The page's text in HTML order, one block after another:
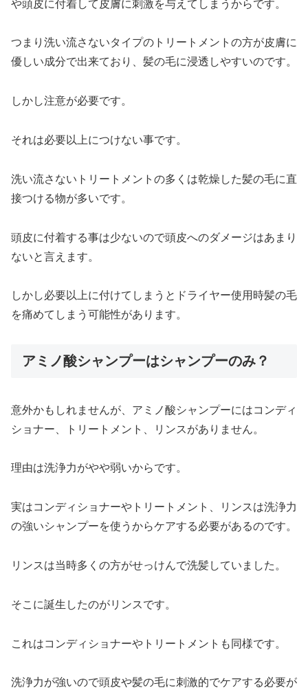
や頭皮に付着して皮膚に刺激を与えてしまうからです。
つまり洗い流さないタイプのトリートメントの方が皮膚に
優しい成分で出来ており、髪の毛に浸透しやすいのです。
しかし注意が必要です。
それは必要以上につけない事です。
洗い流さないトリートメントの多くは乾燥した髪の毛に直
接つける物が多いです。
頭皮に付着する事は少ないので頭皮へのダメージはあまり
ないと言えます。
しかし必要以上に付けてしまうとドライヤー使用時髪の毛
を痛めてしまう可能性があります。
アミノ酸シャンプーはシャンプーのみ？
意外かもしれませんが、アミノ酸シャンプーにはコンディ
ショナー、トリートメント、リンスがありません。
理由は洗浄力がやや弱いからです。
実はコンディショナーやトリートメント、リンスは洗浄力
の強いシャンプーを使うからケアする必要があるのです。
リンスは当時多くの方がせっけんで洗髪していました。
そこに誕生したのがリンスです。
これはコンディショナーやトリートメントも同様です。
洗浄力が強いので頭皮や髪の毛に刺激的でケアする必要が